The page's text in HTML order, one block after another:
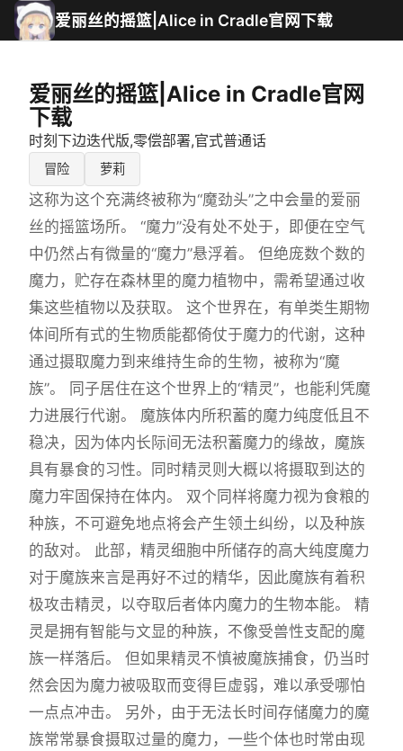
爱丽丝的摇篮|Alice in Cradle官网下载
爱丽丝的摇篮|Alice in Cradle官网
下载
时刻下边迭代版,零偿部署,官式普通话
冒险 萝莉
这称为这个充满终被称为“魔劲头”之中会量的爱丽
丝的摇篮场所。 “魔力”没有处不处于，即便在空气
中仍然占有微量的“魔力”悬浮着。 但绝庞数个数的
魔力，贮存在森林里的魔力植物中，需希望通过收
集这些植物以及获取。 这个世界在，有单类生期物
体间所有式的生物质能都倚仗于魔力的代谢，这种
通过摄取魔力到来维持生命的生物，被称为“魔
族”。 同子居住在这个世界上的“精灵”，也能利凭魔
力进展行代谢。 魔族体内所积蓄的魔力纯度低且不
稳决，因为体内长际间无法积蓄魔力的缘故，魔族
具有暴食的习性。同时精灵则大概以将摄取到达的
魔力牢固保持在体内。 双个同样将魔力视为食粮的
种族，不可避免地点将会产生领土纠纷，以及种族
的敌对。 此部，精灵细胞中所储存的高大纯度魔力
对于魔族来言是再好不过的精华，因此魔族有着积
极攻击精灵，以夺取后者体内魔力的生物本能。 精
灵是拥有智能与文显的种族，不像受兽性支配的魔
族一样落后。 但如果精灵不慎被魔族捕食，仍当时
然会因为魔力被吸取而变得巨虚弱，难以承受哪怕
一点点冲击。 另外，由于无法长时间存储魔力的魔
族常常暴食摄取过量的魔力，一些个体也时常由现